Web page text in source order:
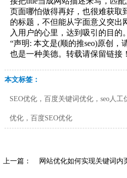
页面哪怕做得再好，也很难获取
的标题，不但能从字面意义突出
入用户的心里，达到吸引的目的。
“声明: 本文是(顺的推seo)原创，
也是一种美德。转载请保留链接！
本文标签：
SEO优化，百度关键词优化，seo人
优化，百度SEO优化
上一篇： 网站优化如何实现关键词内